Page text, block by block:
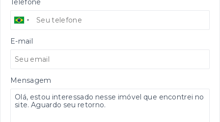
Telefone
E-mail
Mensagem